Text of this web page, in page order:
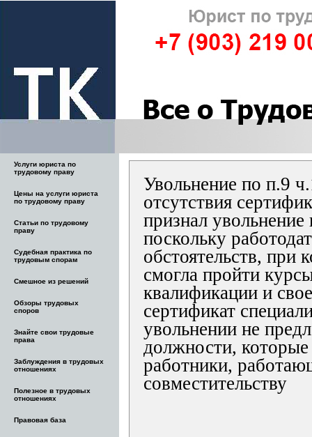
Услуги юриста по
трудовому праву
Цены на услуги юриста
по трудовому праву
Статьи по трудовому
праву
Судебная практика по
трудовым спорам
Смешное из решений
Обзоры трудовых
споров
Знайте свои трудовые
права
Заблуждения в трудовых
отношениях
Полезное в трудовых
отношениях
Правовая база
Увольнение по п.9
отсутствия
признал
поскольку
обстоятельств, при
смогла пройти
квалификации и
сертификат
увольнении не
должности, которые
работники,
совместительству